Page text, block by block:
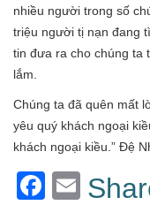
nhiều người trong số
triệu người tị nạn đang
tin đưa ra cho chúng ta
lắm.
Chúng ta đã quên mất
yêu quý khách ngoại
khách ngoại kiều.” Đệ
Email